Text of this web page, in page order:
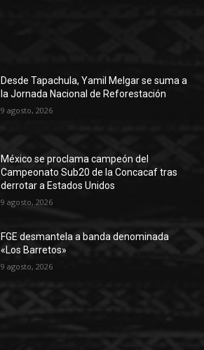
Desde Tapachula, Yamil Melgar se suma a
la Jornada Nacional de Reforestación
9 agosto, 2026
México se proclama campeón del
Campeonato Sub20 de la Concacaf tras
derrotar a Estados Unidos
9 agosto, 2026
FGE desmantela a banda denominada
«Los Barretos»
9 agosto, 2026